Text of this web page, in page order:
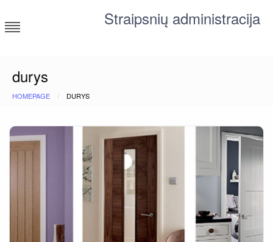
to
content
Straipsnių administracija
durys
HOMEPAGE DURYS